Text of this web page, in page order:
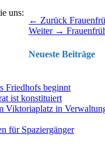
uns:
← Zurück
Beitrag:
Weiter → Nächster
Neueste Beiträge
Friedhofs beginnt
ist konstituiert
Viktoriaplatz in
für Spaziergänger